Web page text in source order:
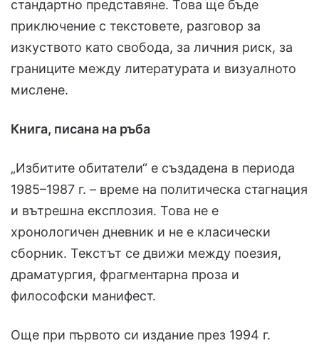
стандартно представяне. Това ще бъде
приключение с текстовете, разговор за
изкуството като свобода, за личния риск, за
границите между литературата и визуалното
мислене.
Книга, писана на ръба
„Избитите обитатели“ е създадена в периода
1985–1987 г. – време на политическа стагнация
и вътрешна експлозия. Това не е
хронологичен дневник и не е класически
сборник. Текстът се движи между поезия,
драматургия, фрагментарна проза и
философски манифест.
Още при първото си издание през 1994 г.